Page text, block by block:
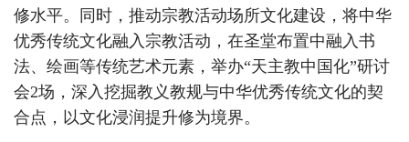
修水平。同时，推动宗教活动场所文化建设，将中华
优秀传统文化融入宗教活动，在圣堂布置中融入书
法、绘画等传统艺术元素，举办“天主教中国化”研讨
会2场，深入挖掘教义教规与中华优秀传统文化的契
合点，以文化浸润提升修为境界。